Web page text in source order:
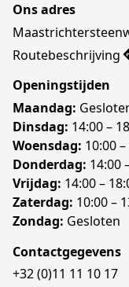
Ons adres
Routebeschrijving
Openingstijden
Maandag:
Dinsdag: 14:00 –
Woensdag: 10:00
Donderdag: 14:00
Vrijdag: 14:00 –
Zaterdag: 10:00 –
Zondag: Gesloten
Contactgegevens
+32 (0)11 11 10 17